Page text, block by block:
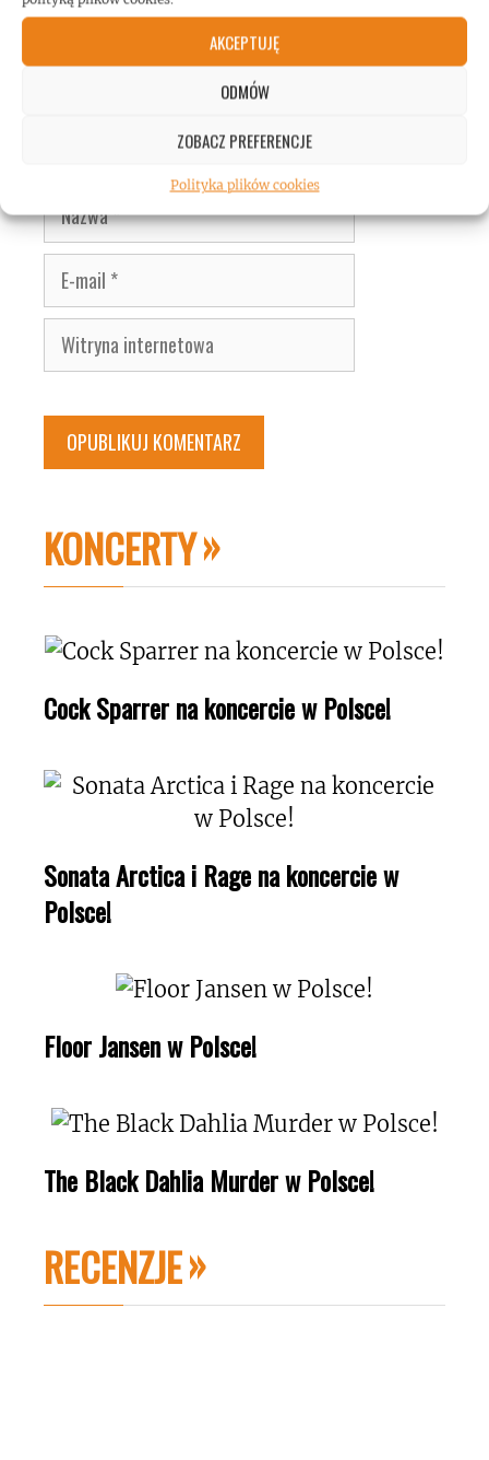
AKCEPTUJĘ
ODMÓW
ZOBACZ PREFERENCJE
Polityka plików cookies
E-
mail
Witryna
internetowa
KONCERTY
Cock Sparrer na koncercie w Polsce!
Sonata Arctica i Rage na koncercie w
Polsce!
Floor Jansen w Polsce!
The Black Dahlia Murder w Polsce!
RECENZJE